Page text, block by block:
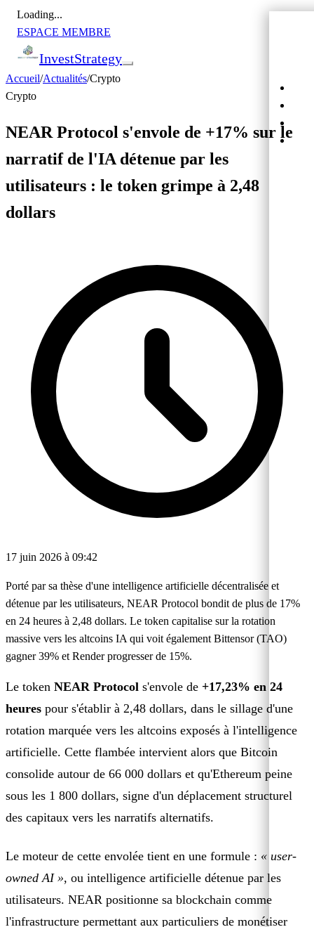
Loading...
ESPACE MEMBRE
InvestStrategy
Accueil/Actualités/Crypto
Crypto
NEAR Protocol s'envole de +17% sur le
narratif de l'IA détenue par les
utilisateurs : le token grimpe à 2,48
dollars
17 juin 2026 à 09:42
Porté par sa thèse d'une intelligence artificielle décentralisée et
détenue par les utilisateurs, NEAR Protocol bondit de plus de 17%
en 24 heures à 2,48 dollars. Le token capitalise sur la rotation
massive vers les altcoins IA qui voit également Bittensor (TAO)
gagner 39% et Render progresser de 15%.
Le token NEAR Protocol s'envole de +17,23% en 24
heures pour s'établir à 2,48 dollars, dans le sillage d'une
rotation marquée vers les altcoins exposés à l'intelligence
artificielle. Cette flambée intervient alors que Bitcoin
consolide autour de 66 000 dollars et qu'Ethereum peine
sous les 1 800 dollars, signe d'un déplacement structurel
des capitaux vers les narratifs alternatifs.
Le moteur de cette envolée tient en une formule : « user-
owned AI », ou intelligence artificielle détenue par les
utilisateurs. NEAR positionne sa blockchain comme
l'infrastructure permettant aux particuliers de monétiser